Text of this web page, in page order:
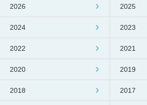
採用情報
2026 2025
2024 2023
2022 2021
2020 2019
2018 2017